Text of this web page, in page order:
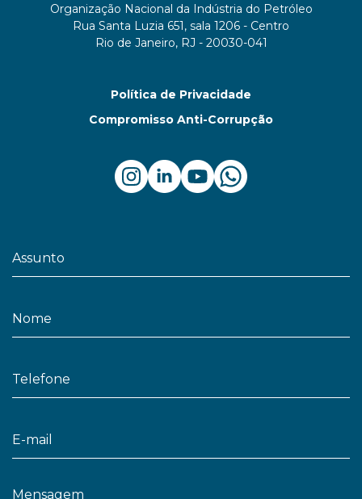
Organização Nacional da Indústria do Petróleo
Rua Santa Luzia 651, sala 1206 - Centro
Rio de Janeiro, RJ - 20030-041
Política de Privacidade
Compromisso Anti-Corrupção